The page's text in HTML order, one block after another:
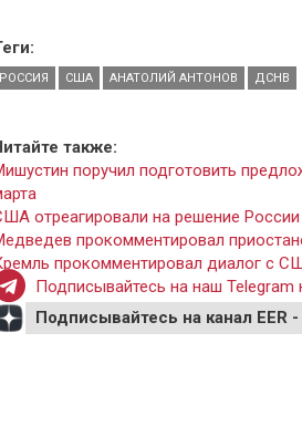
РОССИЯ США АНАТОЛИЙ АНТОНОВ ДСНВ
также:
поручил подготовить
отреагировали на решение
прокомментировал
прокомментировал диалог с
Подписывайтесь на наш Telegram
Подписывайтесь на канал